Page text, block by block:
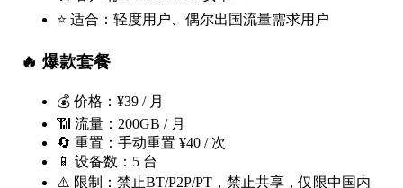
⭐ 适合：轻度用户、偶尔出国流量需求用户
🔥 爆款套餐
💰 价格：¥39 / 月
📶 流量：200GB / 月
🔄 重置：手动重置 ¥40 / 次
📱 设备数：5 台
⚠️ 限制：禁止BT/P2P/PT，禁止共享，仅限中国内